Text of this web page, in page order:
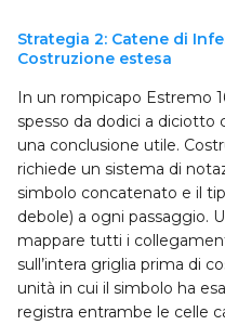
Strategia 2: Catene di
Costruzione estesa
In un rompicapo Estremo
spesso da dodici a diciotto
una conclusione utile.
richiede un sistema di
simbolo concatenato e il
debole) a ogni passaggio.
mappare tutti i
sull’intera griglia prima di
unità in cui il simbolo ha
registra entrambe le celle